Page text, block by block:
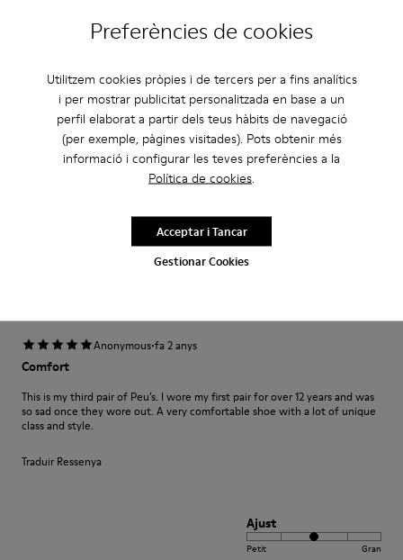
Preferències de cookies
Utilitzem cookies pròpies i de tercers per a fins analítics
i per mostrar publicitat personalitzada en base a un
perfil elaborat a partir dels teus hàbits de navegació
(per exemple, pàgines visitades). Pots obtenir més
informació i configurar les teves preferències a la
Política de cookies.
Gestionar Cookies
Acceptar i Tancar
Amplada
Anonymous·fa 6 anys
Zapatos muy cómodos
Traduir Ressenya
Ajust
Anonymous·fa 2 anys
Comfort
This is my third pair of Peu’s. I wore my first pair for over 12 years and was
so sad once they wore out. A very comfortable shoe with a lot of unique
class and style.
Traduir Ressenya
Ajust
Petit Gran